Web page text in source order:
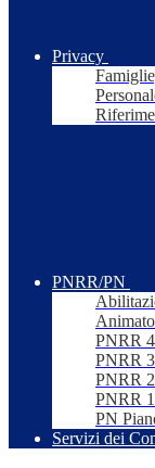
Privacy
PNRR/PN
PNRR
PNRR
PNRR
PNRR
PN
Servizi dei